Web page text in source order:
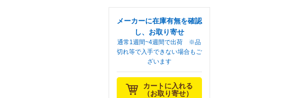
メーカーに在庫有無を確認
し、お取り寄せ
通常1週間~4週間で出荷 ※品
切れ等で入手できない場合もご
ざいます
カートに入れる
（お取り寄せ）